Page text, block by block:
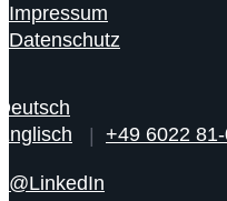
Impressum
Datenschutz
| +49 6022
@LinkedIn